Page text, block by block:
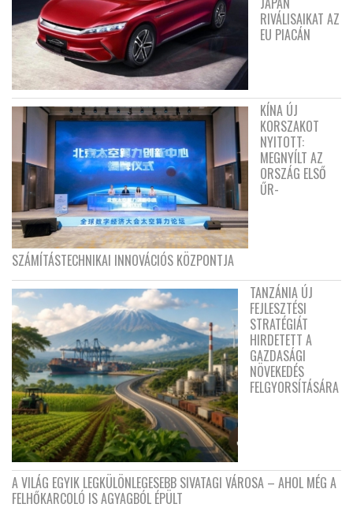
RIVÁLISAIKAT AZ
EU PIACÁN
KÍNA ÚJ
KORSZAKOT
NYITOTT:
MEGNYÍLT AZ
ORSZÁG ELSŐ
ŰR-
SZÁMÍTÁSTECHNIKAI INNOVÁCIÓS KÖZPONTJA
TANZÁNIA ÚJ
FEJLESZTÉSI
STRATÉGIÁT
HIRDETETT A
GAZDASÁGI
NÖVEKEDÉS
FELGYORSÍTÁSÁRA
A VILÁG EGYIK LEGKÜLÖNLEGESEBB SIVATAGI VÁROSA – AHOL MÉG A
FELHŐKARCOLÓ IS AGYAGBÓL ÉPÜLT